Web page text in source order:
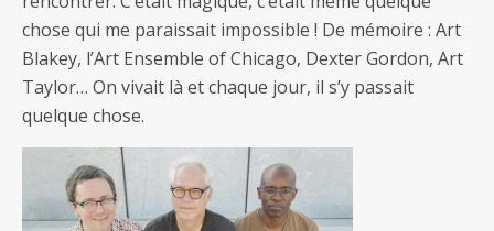
chose qui me paraissait impossible ! De mémoire : Art
Blakey, l’Art Ensemble of Chicago, Dexter Gordon, Art
Taylor… On vivait là et chaque jour, il s’y passait
quelque chose.